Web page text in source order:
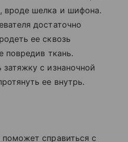
вроде шелка и шифона.
достаточно
ее сквозь
повредив ткань.
с изнаночной
ее внутрь.
справиться с